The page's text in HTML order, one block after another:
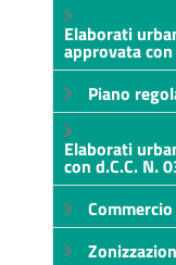
Elaborati
approvata
Piano
Elaborati
con d.C.C. N.
Commercio